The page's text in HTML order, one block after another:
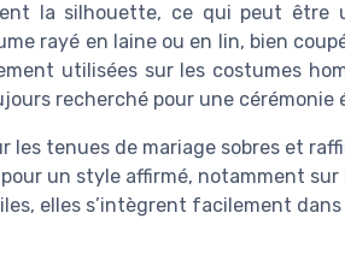
la silhouette, ce qui peut être
rayé en laine ou en lin, bien
utilisées sur les costumes
recherché pour une cérémonie
les tenues de mariage sobres et
un style affirmé, notamment
elles s’intègrent facilement